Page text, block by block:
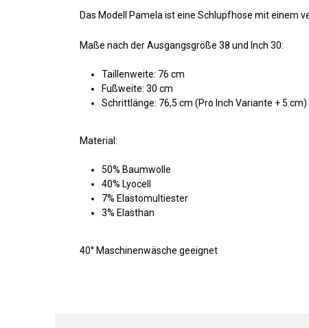
Das Modell Pamela ist eine Schlupfhose mit einem
Maße nach der Ausgangsgröße 38 und Inch 30:
Taillenweite: 76 cm
Fußweite: 30 cm
Schrittlänge: 76,5 cm (Pro Inch Variante + 5 cm)
Material:
50% Baumwolle
40% Lyocell
7% Elastomultiester
3% Elasthan
40° Maschinenwäsche geeignet